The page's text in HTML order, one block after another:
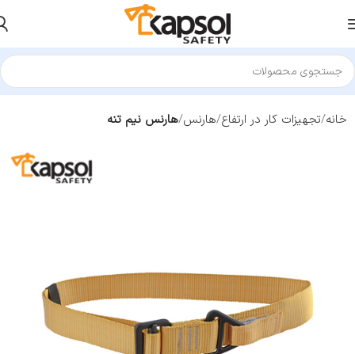
خانه تجهیزات کار در ارتفاع هارنس هارنس نیم تنه